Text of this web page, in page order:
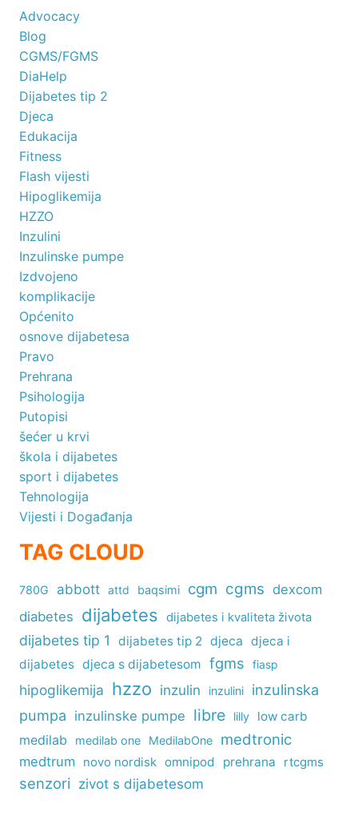
Advocacy
Blog
CGMS/FGMS
DiaHelp
Dijabetes tip 2
Djeca
Edukacija
Fitness
Flash vijesti
Hipoglikemija
HZZO
Inzulini
Inzulinske pumpe
Izdvojeno
komplikacije
Općenito
osnove dijabetesa
Pravo
Prehrana
Psihologija
Putopisi
šećer u krvi
škola i dijabetes
sport i dijabetes
Tehnologija
Vijesti i Događanja
TAG CLOUD
780G abbott attd baqsimi cgm cgms dexcom
diabetes dijabetes dijabetes i kvaliteta života
dijabetes tip 1 dijabetes tip 2 djeca djeca i
dijabetes djeca s dijabetesom fgms fiasp
hipoglikemija hzzo inzulin inzulini
inzulinska
pumpa inzulinske pumpe libre lilly low carb
medilab medilab one MedilabOne medtronic
medtrum novo nordisk omnipod prehrana rtcgms
senzori zivot s dijabetesom